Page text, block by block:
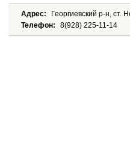
Адрес:
Георгиевский р-н, ст.
Телефон:
8(928) 225-11-14